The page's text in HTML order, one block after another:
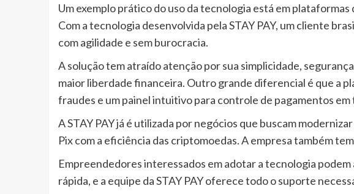
Um exemplo prático do uso da tecnologia está em
Com a tecnologia desenvolvida pela STAY PAY, um cliente
com agilidade e sem burocracia.
A solução tem atraído atenção por sua simplicidade,
maior liberdade financeira. Outro grande diferencial é que a
fraudes e um painel intuitivo para controle de pagamentos em
A STAY PAY já é utilizada por negócios que buscam
Pix com a eficiência das criptomoedas. A empresa também
Empreendedores interessados em adotar a tecnologia podem
rápida, e a equipe da STAY PAY oferece todo o suporte